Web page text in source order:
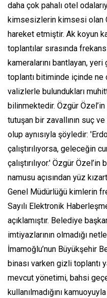
daha çok pahalı otel
kimsesizlerin kimsesi olan
hareket etmiştir. Ak koyun
toplantılar sırasında
kameralarını bantlayan,
toplantı bitiminde içinde ne
valizlerle bulundukları
bilinmektedir. Özgür
tutuşan bir zavallının suç
olup aynısıyla şöyledir:
çalıştırılıyorsa, geleceğin
çalıştırılıyor.' Özgür
namusu açısından yüz
Genel Müdürlüğü kimlerin
Sayılı Elektronik
açıklamıştır. Belediye
imtiyazlarının olmadığı
İmamoğlu’nun Büyükşehir
binası varken gizli toplantı
mevcut yönetimi, bahsi
kullanılmadığını